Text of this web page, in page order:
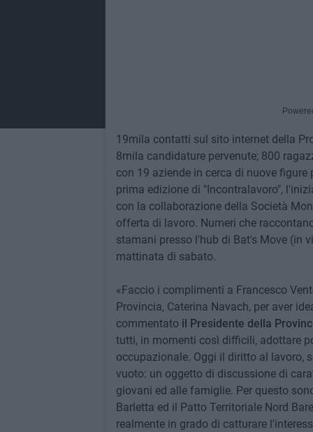
19mila contatti sul sito internet della
8mila candidature pervenute; 800
con 19 aziende in cerca di nuove
prima edizione di "Incontralavoro",
con la collaborazione della Società
offerta di lavoro. Numeri che
stamani presso l'hub di Bat's Move (in
mattinata di sabato.
«Faccio i complimenti a Francesco
Provincia, Caterina Navach, per aver
commentato il Presidente della
tutti, in momenti così difficili, adottare
occupazionale. Oggi il diritto al lavoro,
vuoto: un oggetto di discussione di
giovani ed alle famiglie. Per questo
Barletta ed il Patto Territoriale Nord
realmente in grado di catturare